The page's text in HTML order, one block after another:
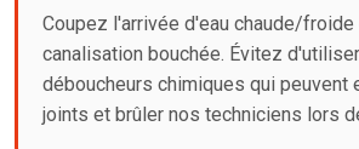
Coupez l'arrivée d'eau chaude/froide
canalisation bouchée. Évitez
déboucheurs chimiques qui peuvent
joints et brûler nos techniciens lors